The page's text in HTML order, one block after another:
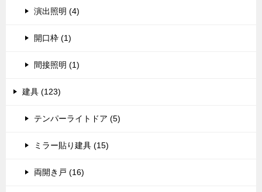
演出照明 (4)
開口枠 (1)
間接照明 (1)
建具 (123)
テンパーライトドア (5)
ミラー貼り建具 (15)
両開き戸 (16)